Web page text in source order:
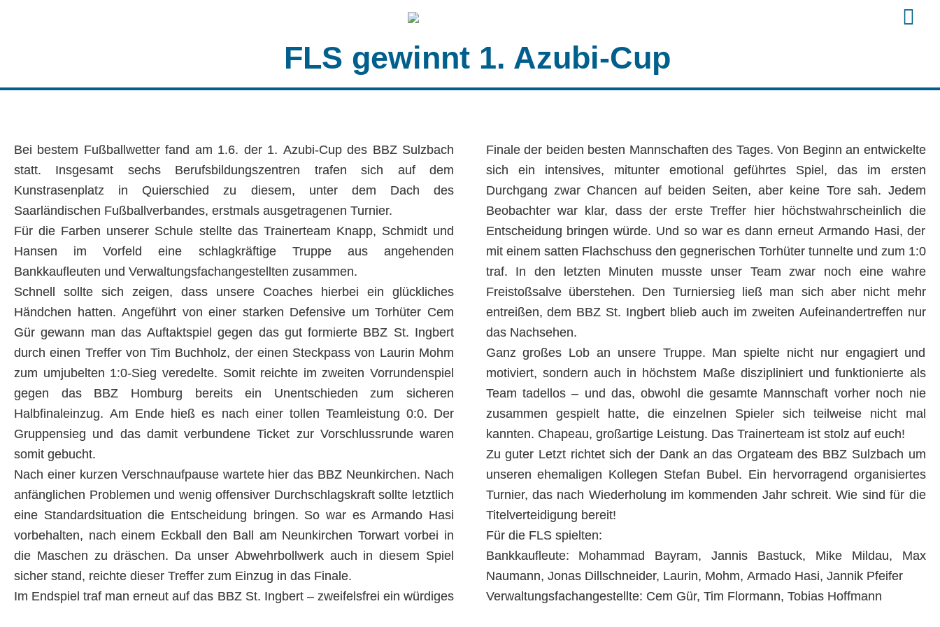
FLS gewinnt 1. Azubi-Cup
Bei bestem Fußballwetter fand am 1.6. der 1. Azubi-Cup des BBZ Sulzbach
statt. Insgesamt sechs Berufsbildungszentren trafen sich auf dem
Kunstrasenplatz in Quierschied zu diesem, unter dem Dach des
Saarländischen Fußballverbandes, erstmals ausgetragenen Turnier.
Für die Farben unserer Schule stellte das Trainerteam Knapp, Schmidt und
Hansen im Vorfeld eine schlagkräftige Truppe aus angehenden
Bankkaufleuten und Verwaltungsfachangestellten zusammen.
Schnell sollte sich zeigen, dass unsere Coaches hierbei ein glückliches
Händchen hatten. Angeführt von einer starken Defensive um Torhüter Cem
Gür gewann man das Auftaktspiel gegen das gut formierte BBZ St. Ingbert
durch einen Treffer von Tim Buchholz, der einen Steckpass von Laurin Mohm
zum umjubelten 1:0-Sieg veredelte. Somit reichte im zweiten Vorrundenspiel
gegen das BBZ Homburg bereits ein Unentschieden zum sicheren
Halbfinaleinzug. Am Ende hieß es nach einer tollen Teamleistung 0:0. Der
Gruppensieg und das damit verbundene Ticket zur Vorschlussrunde waren
somit gebucht.
Nach einer kurzen Verschnaufpause wartete hier das BBZ Neunkirchen. Nach
anfänglichen Problemen und wenig offensiver Durchschlagskraft sollte letztlich
eine Standardsituation die Entscheidung bringen. So war es Armando Hasi
vorbehalten, nach einem Eckball den Ball am Neunkirchen Torwart vorbei in
die Maschen zu dräschen. Da unser Abwehrbollwerk auch in diesem Spiel
sicher stand, reichte dieser Treffer zum Einzug in das Finale.
Im Endspiel traf man erneut auf das BBZ St. Ingbert – zweifelsfrei ein würdiges
Finale der beiden besten Mannschaften des Tages. Von Beginn an entwickelte
sich ein intensives, mitunter emotional geführtes Spiel, das im ersten
Durchgang zwar Chancen auf beiden Seiten, aber keine Tore sah. Jedem
Beobachter war klar, dass der erste Treffer hier höchstwahrscheinlich die
Entscheidung bringen würde. Und so war es dann erneut Armando Hasi, der
mit einem satten Flachschuss den gegnerischen Torhüter tunnelte und zum 1:0
traf. In den letzten Minuten musste unser Team zwar noch eine wahre
Freistoßsalve überstehen. Den Turniersieg ließ man sich aber nicht mehr
entreißen, dem BBZ St. Ingbert blieb auch im zweiten Aufeinandertreffen nur
das Nachsehen.
Ganz großes Lob an unsere Truppe. Man spielte nicht nur engagiert und
motiviert, sondern auch in höchstem Maße diszipliniert und funktionierte als
Team tadellos – und das, obwohl die gesamte Mannschaft vorher noch nie
zusammen gespielt hatte, die einzelnen Spieler sich teilweise nicht mal
kannten. Chapeau, großartige Leistung. Das Trainerteam ist stolz auf euch!
Zu guter Letzt richtet sich der Dank an das Orgateam des BBZ Sulzbach um
unseren ehemaligen Kollegen Stefan Bubel. Ein hervorragend organisiertes
Turnier, das nach Wiederholung im kommenden Jahr schreit. Wie sind für die
Titelverteidigung bereit!
Für die FLS spielten:
Bankkaufleute: Mohammad Bayram, Jannis Bastuck, Mike Mildau, Max
Naumann, Jonas Dillschneider, Laurin, Mohm, Armado Hasi, Jannik Pfeifer
Verwaltungsfachangestellte: Cem Gür, Tim Flormann, Tobias Hoffmann